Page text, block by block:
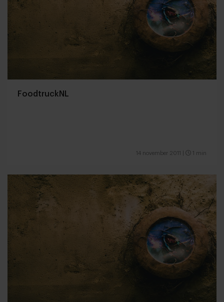
FoodtruckNL
14 november 2011 1 min